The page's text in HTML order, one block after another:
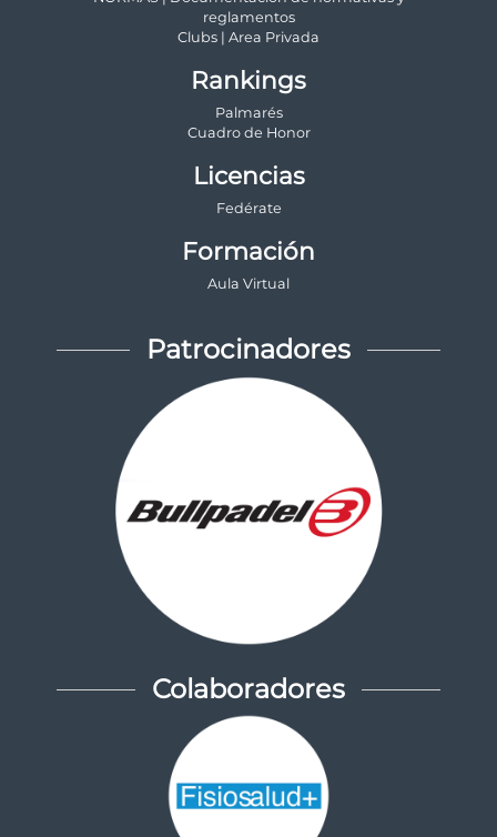
reglamentos
Clubs | Area Privada
Rankings
Palmarés
Cuadro de Honor
Licencias
Fedérate
Formación
Aula Virtual
Patrocinadores
Colaboradores